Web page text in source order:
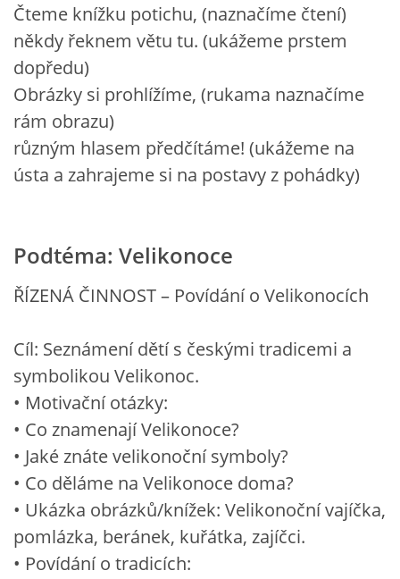
Čteme knížku potichu, (naznačíme čtení)
někdy řeknem větu tu. (ukážeme prstem
dopředu)
Obrázky si prohlížíme, (rukama naznačíme
rám obrazu)
různým hlasem předčítáme! (ukážeme na
ústa a zahrajeme si na postavy z pohádky)
Podtéma: Velikonoce
ŘÍZENÁ ČINNOST – Povídání o Velikonocích
Cíl: Seznámení dětí s českými tradicemi a
symbolikou Velikonoc.
• Motivační otázky:
• Co znamenají Velikonoce?
• Jaké znáte velikonoční symboly?
• Co děláme na Velikonoce doma?
• Ukázka obrázků/knížek: Velikonoční vajíčka,
pomlázka, beránek, kuřátka, zajíčci.
• Povídání o tradicích: